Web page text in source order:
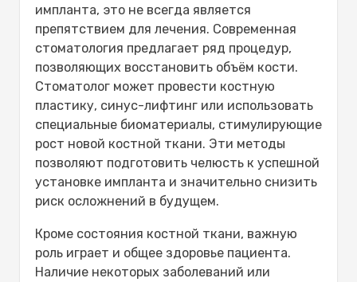
импланта, это не всегда является
препятствием для лечения. Современная
стоматология предлагает ряд процедур,
позволяющих восстановить объём кости.
Стоматолог может провести костную
пластику, синус-лифтинг или использовать
специальные биоматериалы, стимулирующие
рост новой костной ткани. Эти методы
позволяют подготовить челюсть к успешной
установке импланта и значительно снизить
риск осложнений в будущем.
Кроме состояния костной ткани, важную
роль играет и общее здоровье пациента.
Наличие некоторых заболеваний или